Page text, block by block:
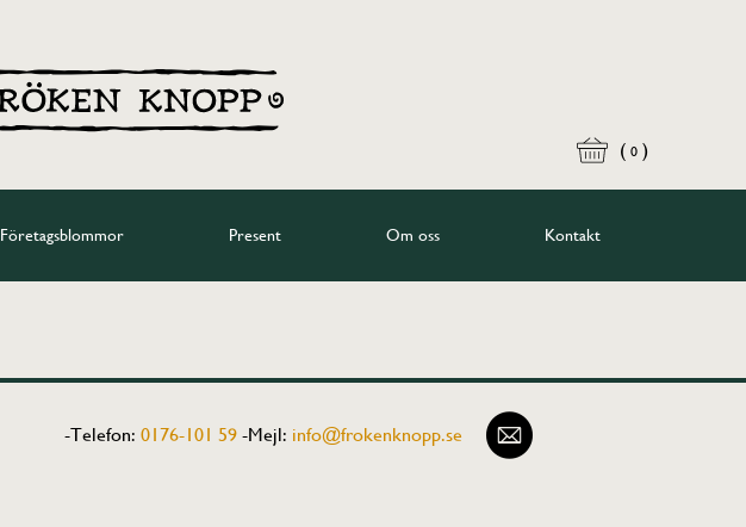
( 0 )
Företagsblommor Present Om oss Kontakt
-Telefon:0176-101 59 -Mejl: info@frokenknopp.se